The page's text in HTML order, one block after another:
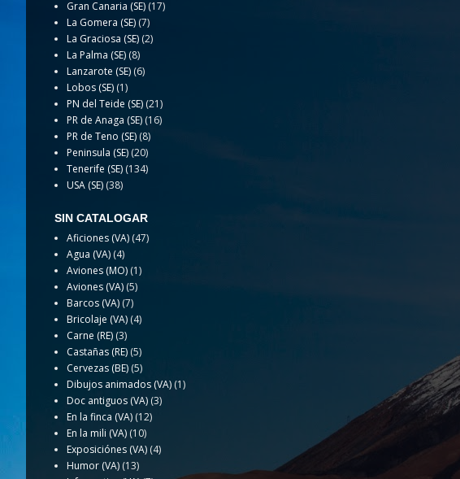
Gran Canaria (SE) (17)
La Gomera (SE) (7)
La Graciosa (SE) (2)
La Palma (SE) (8)
Lanzarote (SE) (6)
Lobos (SE) (1)
PN del Teide (SE) (21)
PR de Anaga (SE) (16)
PR de Teno (SE) (8)
Peninsula (SE) (20)
Tenerife (SE) (134)
USA (SE) (38)
SIN CATALOGAR
Aficiones (VA) (47)
Agua (VA) (4)
Aviones (MO) (1)
Aviones (VA) (5)
Barcos (VA) (7)
Bricolaje (VA) (4)
Carne (RE) (3)
Castañas (RE) (5)
Cervezas (BE) (5)
Dibujos animados (VA) (1)
Doc antiguos (VA) (3)
En la finca (VA) (12)
En la mili (VA) (10)
Exposiciónes (VA) (4)
Humor (VA) (13)